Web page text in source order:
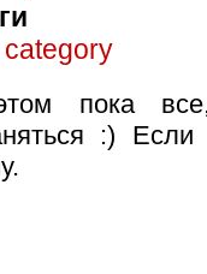
пока
:)